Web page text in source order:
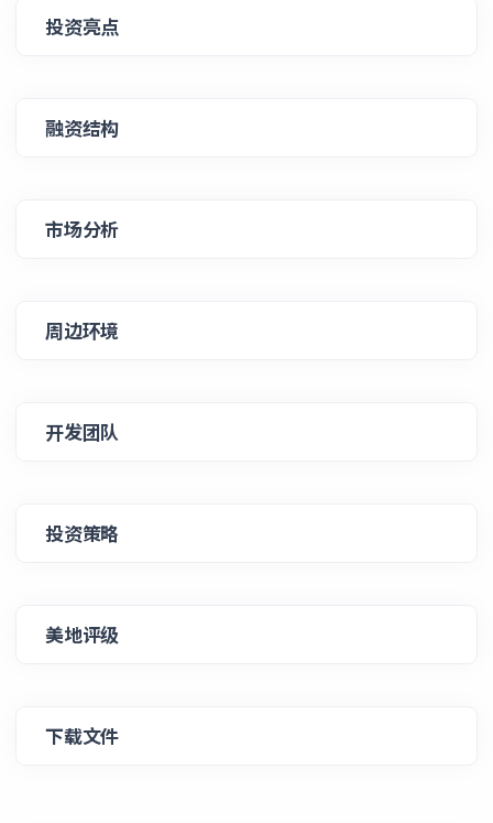
投资亮点
融资结构
市场分析
周边环境
开发团队
投资策略
美地评级
下载文件